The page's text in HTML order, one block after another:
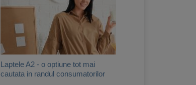
Laptele A2 - o optiune tot mai
cautata in randul consumatorilor